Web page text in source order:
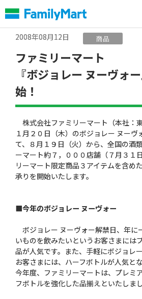
文
へ
2008年08月12日
商品
ファミリーマート
『ボジョレー ヌーヴォ
始！
株式会社ファミリーマート（本社：
１月２０日（木）のボジョレー ヌーヴ
て、８月１９日（火）から、全国の酒
ーマート約７，０００店舗（７月３１
リーマート限定商品３アイテムを含め
承りを開始いたします。
■今年のボジョレー ヌーヴォー
ボジョレー ヌーヴォー解禁日、年に
いものを飲みたいというお客さまには
品が人気です。また、手軽にボジョレ
お客さまには、ハーフボトルが人気と
今年度、ファミリーマートは、プレミ
フボトルを強化した品揃えといたしまし